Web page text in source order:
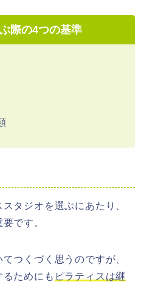
際の4つの基準
タジオを選ぶにあたり、
要です。
つくづく思うのですが、
るためにも ピラティスは継